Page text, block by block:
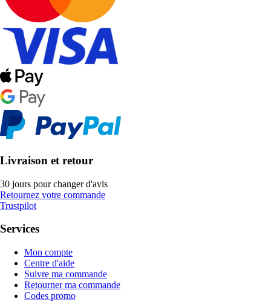
Livraison et retour
30 jours pour changer d'avis
Retournez votre commande
Trustpilot
Services
Mon compte
Centre d'aide
Suivre ma commande
Retourner ma commande
Codes promo